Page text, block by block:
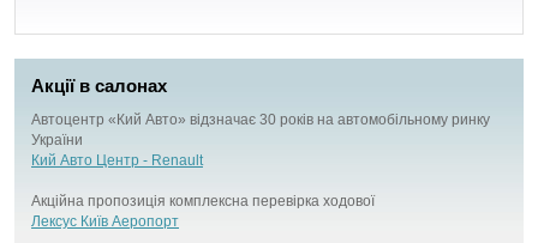
Акції в салонах
Автоцентр «Кий Авто» відзначає 30 років на автомобільному ринку
України
Кий Авто Центр - Renault
Акційна пропозиція комплексна перевірка ходової
Лексус Київ Аеропорт